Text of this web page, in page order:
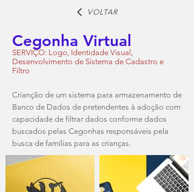
VOLTAR
Cegonha Virtual
SERVIÇO: Logo, Identidade Visual,
Desenvolvimento de Sistema de Cadastro e
Filtro
Crianção de um sistema para armazenamento de
Banco de Dados de pretendentes à adoção com
capacidade de filtrar dados conforme dados
buscados pelas Cegonhas responsáveis pela
busca de famílias para as crianças.